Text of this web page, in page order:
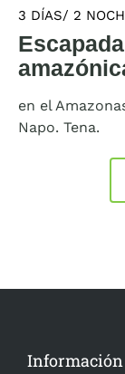
3 DÍAS/ 2
en el
Napo. Tena.
Información